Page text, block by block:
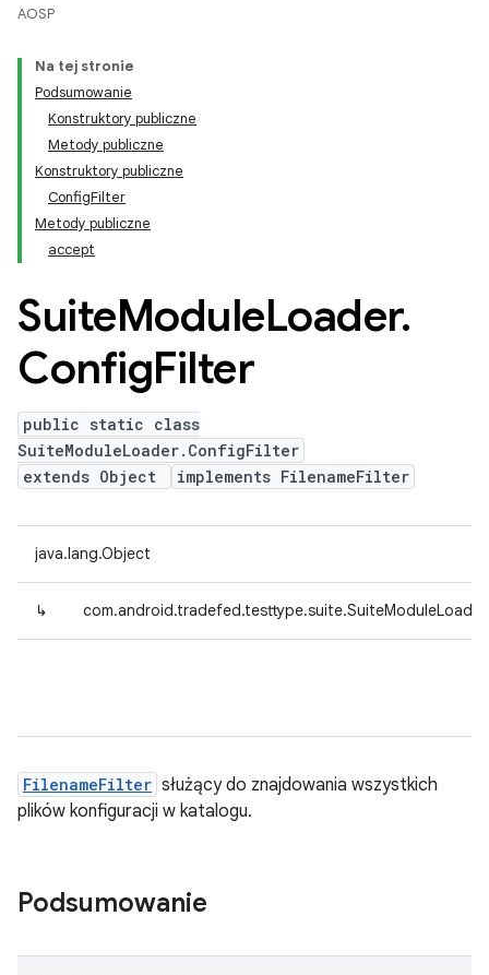
AOSP
Na tej stronie
Podsumowanie
Konstruktory publiczne
Metody publiczne
Konstruktory publiczne
ConfigFilter
Metody publiczne
accept
SuiteModuleLoader.
ConfigFilter
public static class
SuiteModuleLoader.ConfigFilter
extends Object
implements FilenameFilter
java.lang.Object
↳
FilenameFilter służący do znajdowania wszystkich
plików konfiguracji w katalogu.
Podsumowanie